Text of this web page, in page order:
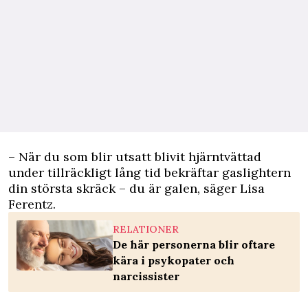
– När du som blir utsatt blivit hjärntvättad
under tillräckligt lång tid bekräftar gaslightern
din största skräck – du är galen, säger Lisa
Ferentz.
RELATIONER
De här personerna blir oftare
kära i psykopater och
narcissister